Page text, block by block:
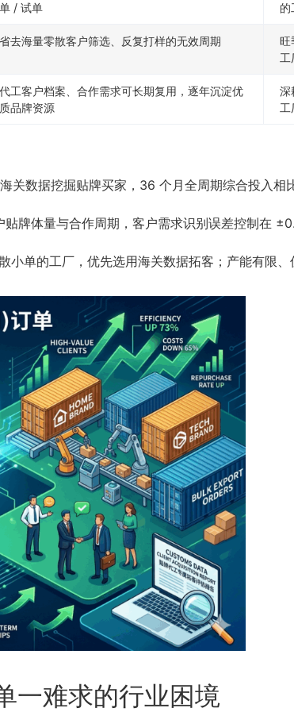
单 / 试单
的
省去海量零散客户筛选、反复打样的无效周期
旺
工
代工客户档案、合作需求可长期复用，逐年沉淀优
质品牌资源
深
工
关数据挖掘贴牌买家，36 个月全周期综合投入相
牌体量与合作周期，客户需求识别误差控制在
小单的工厂，优先选用海关数据拓客；产能有限
一难求的行业困境